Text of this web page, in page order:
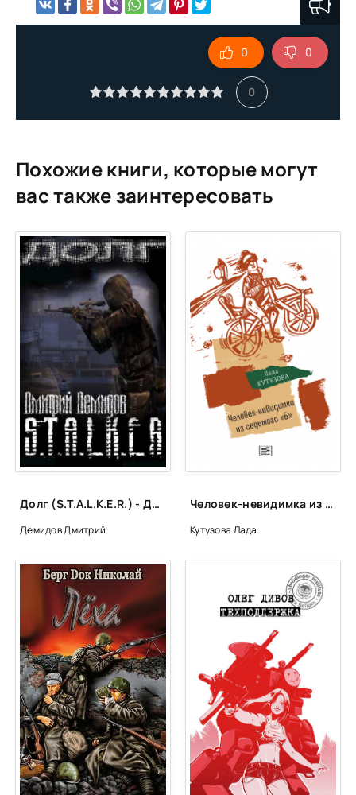
00007-
0
0 0
Похожие книги, которые могут
вас также заинтересовать
Долг (S.T.A.L.K.E.R.) - Дмитрий Демидов
Демидов Дмитрий
Человек-невидимка из седьмого «Б» - Лада Кутузова
Кутузова Лада